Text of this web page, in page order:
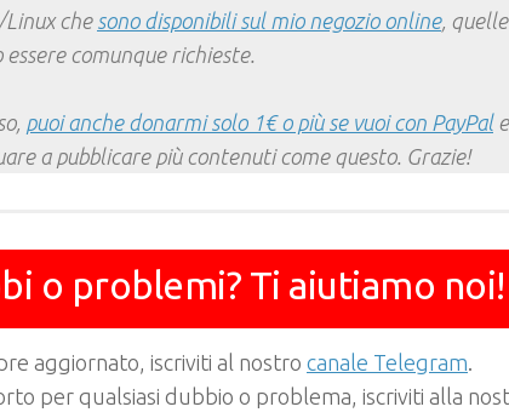
che sono disponibili sul mio negozio online, quelle
comunque richieste.
puoi anche donarmi solo 1€ o più se vuoi con PayPale
a pubblicare più contenuti come questo. Grazie!
o problemi? Ti aiutiamo noi!
aggiornato, iscriviti al nostro canale Telegram
per qualsiasi dubbio o problema, iscriviti alla